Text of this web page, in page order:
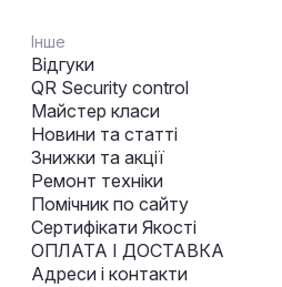
Інше
Відгуки
QR Security control
Майстер класи
Новини та статті
Знижки та акції
Ремонт техніки
Помічник по сайту
Сертифікати Якості
ОПЛАТА І ДОСТАВКА
Адреси і контакти